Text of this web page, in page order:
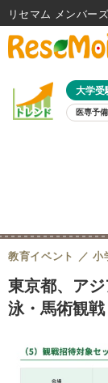
大学受
医専予
東京都、ア
泳・馬術観
教育イベント 小
リセマム メンバーズ